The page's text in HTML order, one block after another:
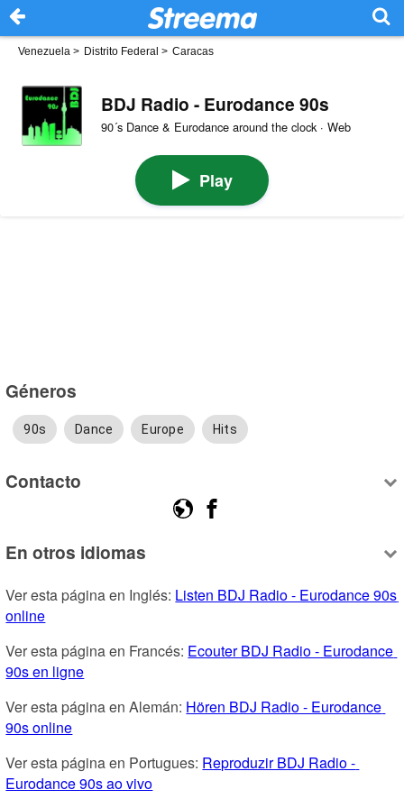
Venezuela > Distrito Federal > Caracas
BDJ Radio - Eurodance 90s
90´s Dance & Eurodance around the clock · Web
Play
Géneros
90s Dance Europe Hits
Contacto
En otros idiomas
Ver esta página en Inglés: Listen BDJ Radio - Eurodance 90s
online
Ver esta página en Francés: Ecouter BDJ Radio - Eurodance
90s en ligne
Ver esta página en Alemán: Hören BDJ Radio - Eurodance
90s online
Ver esta página en Portugues: Reproduzir BDJ Radio -
Eurodance 90s ao vivo